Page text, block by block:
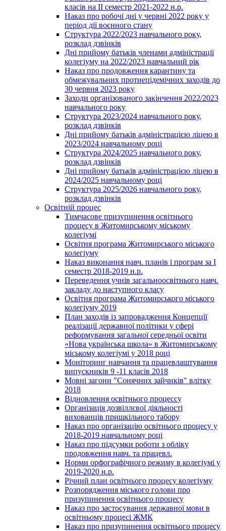
класів на ІІ семестр 2021-2022 н.р.
Наказ про робочі дні у червні 2022 року у
період дії воєнного стану
Структура 2022/2023 навчального року,
розклад дзвінків
Дні прийому батьків членами адміністрації
колегіуму на 2022/2023 навчальний рік
Наказ про продовження карантину та
обмежувальних протиепідемічних заходів до
30 червня 2023 року
Заходи організованого закінчення 2022/2023
навчального року
Структура 2023/2024 навчального року,
розклад дзвінків
Дні прийому батьків адміністрацією ліцею в
2023/2024 навчальному році
Структура 2024/2025 навчального року,
розклад дзвінків
Дні прийому батьків адміністрацією ліцею в
2024/2025 навчальному році
Структура 2025/2026 навчального року,
розклад дзвінків
Освітній процес
Тимчасове призупинення освітнього
процесу в Житомирському міському
колегіумі
Освітня програма Житомирського міського
колегіуму
Наказ виконання навч. планів і програм за І
семестр 2018-2019 н.р.
Переведення учнів загальноосвітнього навч.
закладу до наступного класу
Освітня програма Житомирського міського
колегіуму 2019
План заходів із запровадження Концепції
реалізації державної політики у сфері
реформування загальної середньої освіти
«Нова українська школа» в Житомирському
міському колегіумі у 2018 році
Моніторинг навчання та працевлаштування
випускників 9 -11 класів 2018
Мовні загони "Сонячних зайчиків" влітку
2018
Відновлення освітнього процессу
Організація дозвіллєвої діяльності
вихованців пришкільного табору
Наказ про організацію освітнього процесу у
2018-2019 навчальному році
Наказ про підсумки роботи з обліку
продовження навч. та працевл.
Норми орфографічного режиму в колегіумі у
2019-2020 н.р.
Річний план освітнього процесу колегіуму
Розпорядження міського голови про
призупинення освітнього процесу
Наказ про застосування державної мови в
освітньому процесі ЖМК
Наказ про призупинення освітнього процесу